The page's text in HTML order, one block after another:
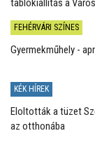
tablókiállítás a
FEHÉRVÁRI SZÍNES
Gyermekműhely -
KÉK HÍREK
Eloltották a tüzet
az otthonába